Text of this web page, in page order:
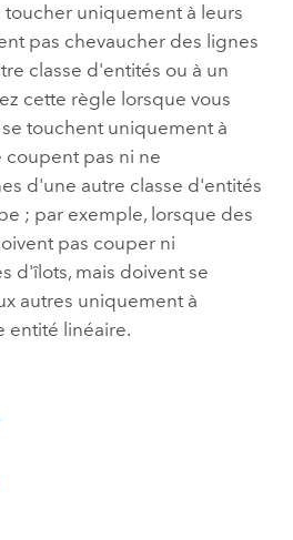
uniquement à leurs
pas chevaucher des lignes
classe d'entités ou à un
cette règle lorsque vous
touchent uniquement à
coupent pas ni ne
d'une autre classe d'entités
; par exemple, lorsque des
pas couper ni
d'îlots, mais doivent se
autres uniquement à
entité linéaire.